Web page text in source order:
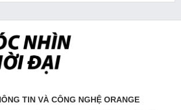
TIN VÀ CÔNG NGHỆ ORANGE